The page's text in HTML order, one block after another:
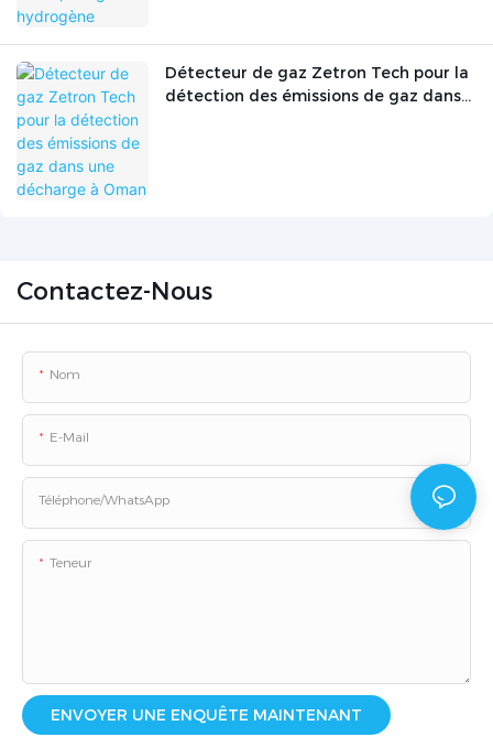
Détecteur de gaz Zetron Tech pour la
détection des émissions de gaz dans
Contactez-Nous
Nom
E-Mail
Téléphone/WhatsApp
Teneur
ENVOYER UNE ENQUÊTE MAINTENANT